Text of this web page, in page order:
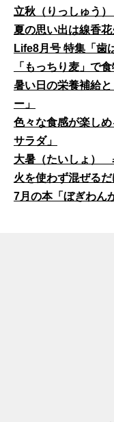
立秋（りっしゅう
夏の思い出は線香花
Life8月号 特集「歯
「もっちり麦」で
暑い日の栄養補給
ー」
色々な食感が楽し
サラダ」
大暑（たいしょ）
火を使わず混ぜるだ
7月の本「ぼぎわん